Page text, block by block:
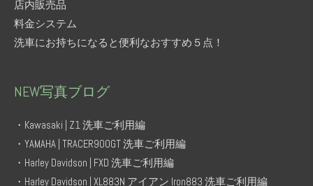
店内販売品
料金システム
洗車にお持ちになると便利なおすすめ５点！
NEW写真ブログ
・Kawasaki | Z1 洗車ご利用編
・YAMAHA | TRACER900GT 洗車ご利用編
・Harley Davidson | FXD 洗車ご利用編
・Harley Davidson | XL883N アイアン Iron883 洗車ご利用編